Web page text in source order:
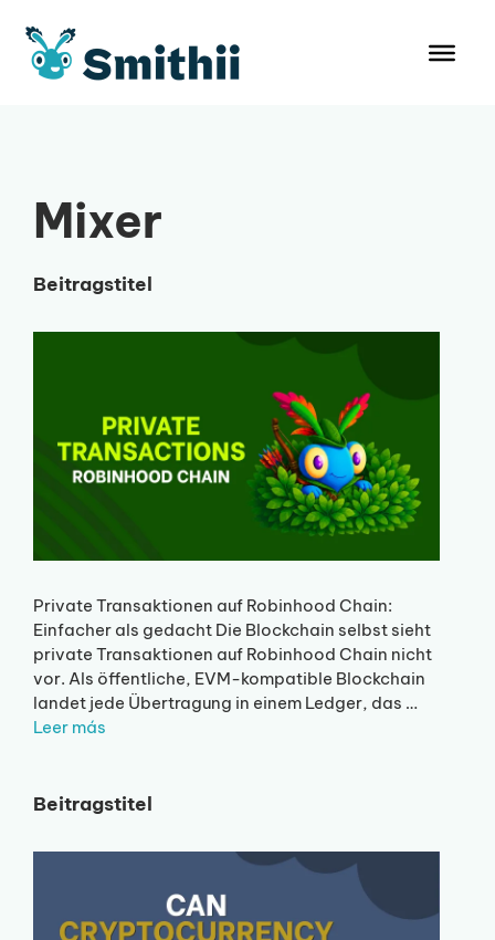
Inhalt
springen
Mixer
Beitragstitel
Private Transaktionen auf Robinhood Chain:
Einfacher als gedacht Die Blockchain selbst sieht
private Transaktionen auf Robinhood Chain nicht
vor. Als öffentliche, EVM-kompatible Blockchain
landet jede Übertragung in einem Ledger, das …
Leer más
Beitragstitel